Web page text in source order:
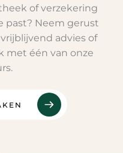
of verzekering
past? Neem gerust
advies of
met één van onze